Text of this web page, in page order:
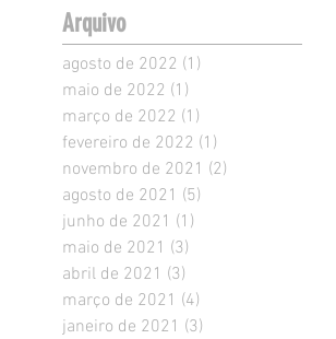
Arquivo
agosto de 2022 (1)
maio de 2022 (1)
março de 2022 (1)
fevereiro de 2022 (1)
novembro de 2021 (2)
agosto de 2021 (5)
junho de 2021 (1)
maio de 2021 (3)
abril de 2021 (3)
março de 2021 (4)
janeiro de 2021 (3)